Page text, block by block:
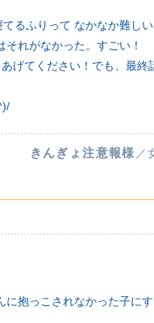
るふりって なかなか難し
れがなかった。すごい！
げてください！でも、最終
きんぎょ注意報様 ／
抱っこされなかった子に